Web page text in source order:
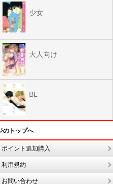
少女
大人向け
BL
のトップへ
ポイント追加購入
利用規約
お問い合わせ